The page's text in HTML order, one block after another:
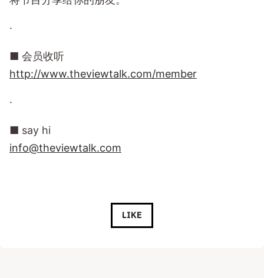
·
■ 会员收听
http://www.theviewtalk.com/member
·
■ say hi
info@theviewtalk.com
LIKE